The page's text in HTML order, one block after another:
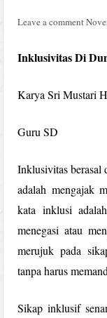
Leave a comment
Inklusivitas Di
Karya Sri Mustari
Guru SD
Inklusivitas berasal
adalah mengajak
kata inklusi
menegasi atau
merujuk pada
tanpa harus
Sikap inklusif